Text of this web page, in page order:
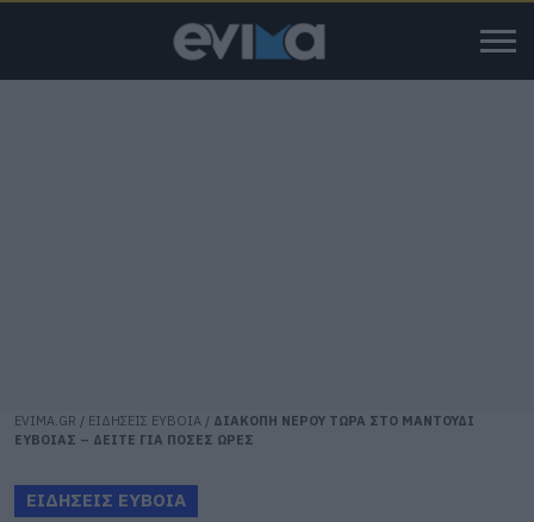
EVIMA.GR / ΕΙΔΗΣΕΙΣ ΕΥΒΟΙΑ / ΔΙΑΚΟΠΗ ΝΕΡΟΥ ΤΩΡΑ ΣΤΟ ΜΑΝΤΟΥΔΙ
ΕΥΒΟΙΑΣ – ΔΕΙΤΕ ΓΙΑ ΠΟΣΕΣ ΩΡΕΣ
ΕΙΔΗΣΕΙΣ ΕΥΒΟΙΑ